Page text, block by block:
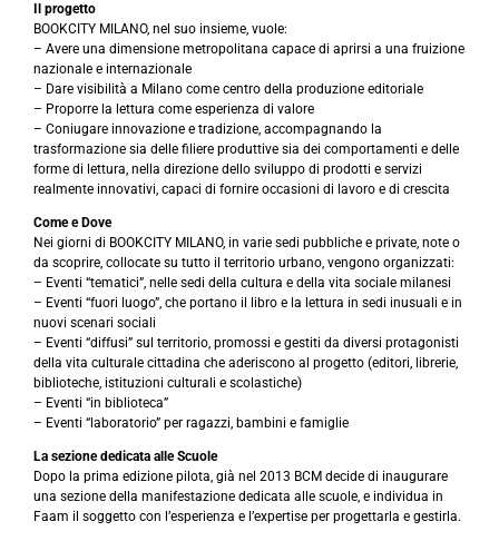
Il progetto
BOOKCITY MILANO, nel suo insieme, vuole:
– Avere una dimensione metropolitana capace di aprirsi a una fruizione
nazionale e internazionale
– Dare visibilità a Milano come centro della produzione editoriale
– Proporre la lettura come esperienza di valore
– Coniugare innovazione e tradizione, accompagnando la
trasformazione sia delle filiere produttive sia dei comportamenti e delle
forme di lettura, nella direzione dello sviluppo di prodotti e servizi
realmente innovativi, capaci di fornire occasioni di lavoro e di crescita
Come e Dove
Nei giorni di BOOKCITY MILANO, in varie sedi pubbliche e private, note o
da scoprire, collocate su tutto il territorio urbano, vengono organizzati:
– Eventi “tematici”, nelle sedi della cultura e della vita sociale milanesi
– Eventi “fuori luogo”, che portano il libro e la lettura in sedi inusuali e in
nuovi scenari sociali
– Eventi “diffusi” sul territorio, promossi e gestiti da diversi protagonisti
della vita culturale cittadina che aderiscono al progetto (editori, librerie,
biblioteche, istituzioni culturali e scolastiche)
– Eventi “in biblioteca”
– Eventi “laboratorio” per ragazzi, bambini e famiglie
La sezione dedicata alle Scuole
Dopo la prima edizione pilota, già nel 2013 BCM decide di inaugurare
una sezione della manifestazione dedicata alle scuole, e individua in
Faam il soggetto con l’esperienza e l’expertise per progettarla e gestirla.